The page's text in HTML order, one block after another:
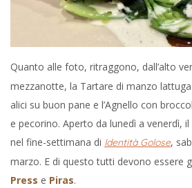
Quanto alle foto, ritraggono, dall’alto
mezzanotte, la Tartare di manzo
alici su buon pane e l’Agnello con
e pecorino. Aperto da lunedì a venerdì,
nel fine-settimana di Identità Golose,
marzo. E di questo tutti devono essere
Press e Piras.